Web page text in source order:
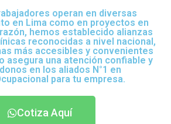
operan en diversas
en Lima como en proyectos en
hemos establecido alianzas
reconocidas a nivel nacional,
más accesibles y convenientes
asegura una atención confiable y
en los aliados N°1 en
para tu empresa.
Cotiza Aquí